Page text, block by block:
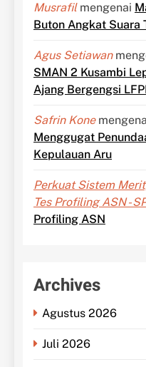
Musrafilmengenai
Buton Angkat Suara
Agus Setiawan
SMAN 2 Kusambi
Ajang Bergengsi
Safrin Kone
Menggugat
Kepulauan Aru
Perkuat Sistem
Tes Profiling ASN -
Profiling ASN
Archives
Agustus 2026
Juli 2026